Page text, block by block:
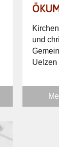
und
Uelzen